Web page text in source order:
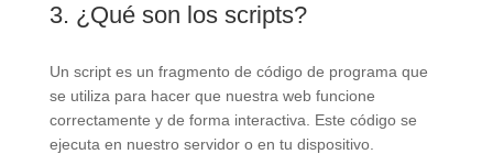
3. ¿Qué son los scripts?
Un script es un fragmento de código de programa que
se utiliza para hacer que nuestra web funcione
correctamente y de forma interactiva. Este código se
ejecuta en nuestro servidor o en tu dispositivo.